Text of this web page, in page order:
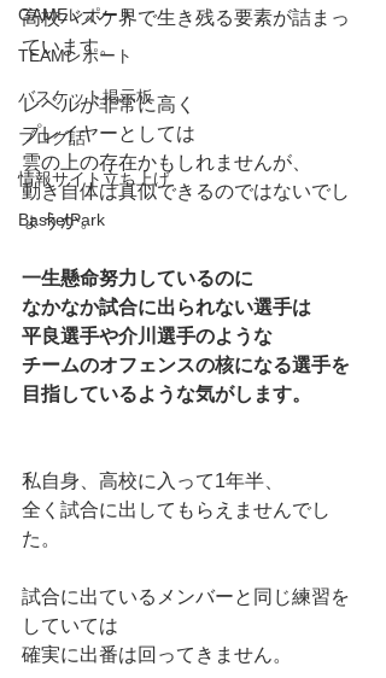
GAMEレポート
TEAMレポート
バスケット掲示板
ブログ話
情報サイト立ち上げ
BasketPark
高校バスケ界で生き残る要素が詰まっ
ています。
レベルが非常に高く
プレイヤーとしては
雲の上の存在かもしれませんが、
動き自体は真似できるのではないでし
ょうか。
一生懸命努力しているのに
なかなか試合に出られない選手は
平良選手や介川選手のような
チームのオフェンスの核になる選手を
目指しているような気がします。
私自身、高校に入って1年半、
全く試合に出してもらえませんでし
た。
試合に出ているメンバーと同じ練習を
していては
確実に出番は回ってきません。